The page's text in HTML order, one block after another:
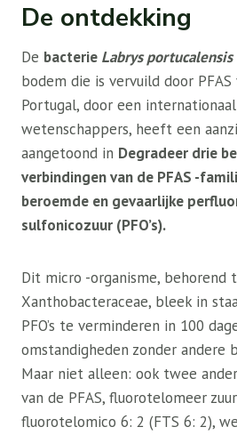
De ontdekking
De bacterie Labrys
bodem die is vervuild door PFAS
Portugal, door een
wetenschappers, heeft een
aangetoond in Degradeer drie
verbindingen van de PFAS -
beroemde en gevaarlijke
sulfonicozuur (PFO’s).
Dit micro -organisme, behorend
Xanthobacteraceae, bleek in
PFO’s te verminderen in 100
omstandigheden zonder andere
Maar niet alleen: ook twee
van de PFAS, fluorotelomeer
fluorotelomico 6: 2 (FTS 6: 2),